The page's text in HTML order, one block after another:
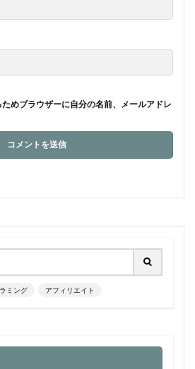
めブラウザーに自分の名前、メールアドレ
ミング アフィリエイト